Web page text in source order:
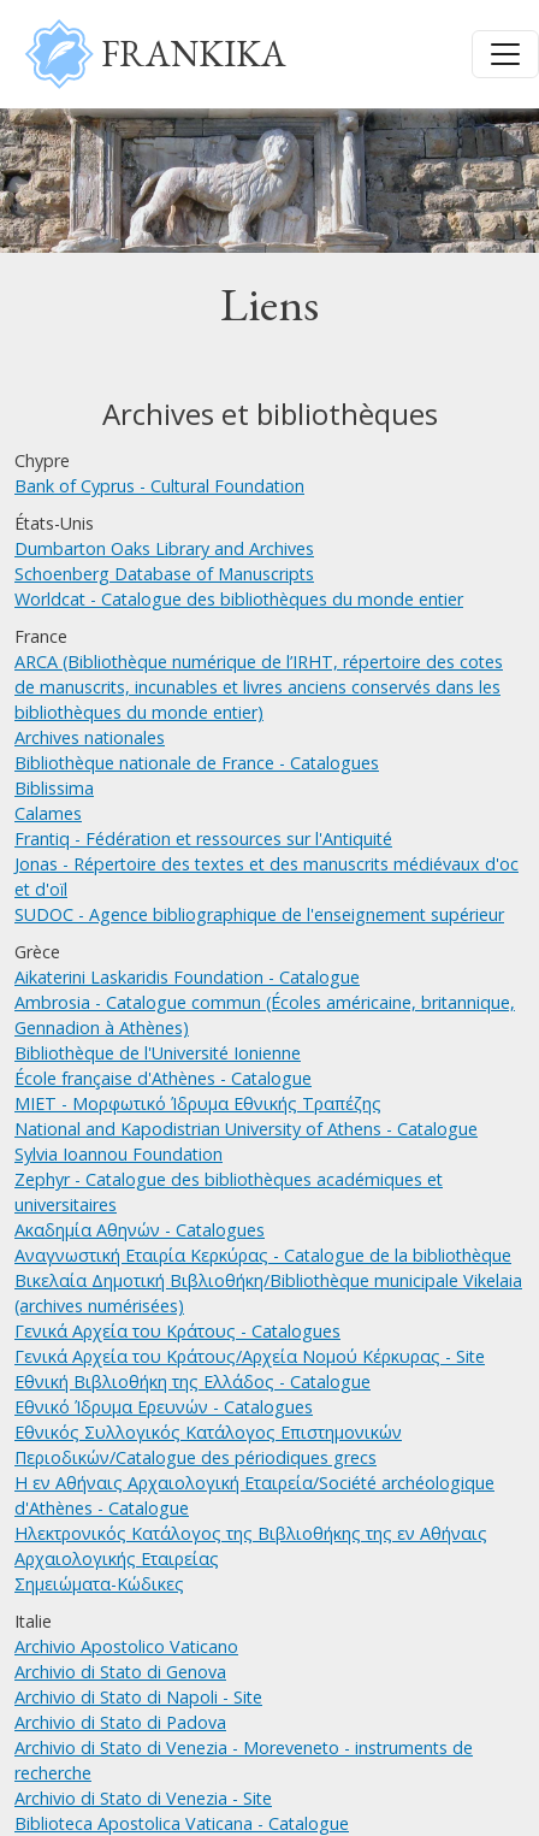
Aller au contenu principal
FRANKIKA
Liens
Archives et bibliothèques
Chypre
Bank of Cyprus - Cultural Foundation
États-Unis
Dumbarton Oaks Library and Archives
Schoenberg Database of Manuscripts
Worldcat - Catalogue des bibliothèques du monde entier
France
ARCA (Bibliothèque numérique de l’IRHT, répertoire des cotes
de manuscrits, incunables et livres anciens conservés dans les
bibliothèques du monde entier)
Archives nationales
Bibliothèque nationale de France - Catalogues
Biblissima
Calames
Frantiq - Fédération et ressources sur l'Antiquité
Jonas - Répertoire des textes et des manuscrits médiévaux d'oc
et d'oïl
SUDOC - Agence bibliographique de l'enseignement supérieur
Grèce
Aikaterini Laskaridis Foundation - Catalogue
Ambrosia - Catalogue commun (Écoles américaine, britannique,
Gennadion à Athènes)
Bibliothèque de l'Université Ionienne
École française d'Athènes - Catalogue
MIET - Μορφωτικό Ίδρυμα Εθνικής Τραπέζης
National and Kapodistrian University of Athens - Catalogue
Sylvia Ioannou Foundation
Zephyr - Catalogue des bibliothèques académiques et
universitaires
Ακαδημία Αθηνών - Catalogues
Αναγνωστική Εταιρία Κερκύρας - Catalogue de la bibliothèque
Βικελαία Δημοτική Βιβλιοθήκη/Bibliothèque municipale Vikelaia
(archives numérisées)
Γενικά Αρχεία του Κράτους - Catalogues
Γενικά Αρχεία του Κράτους/Αρχεία Νομού Κέρκυρας - Site
Εθνική Βιβλιοθήκη της Ελλάδος - Catalogue
Εθνικό Ίδρυμα Ερευνών - Catalogues
Εθνικός Συλλογικός Κατάλογος Επιστημονικών
Περιοδικών/Catalogue des périodiques grecs
Η εν Αθήναις Αρχαιολογική Εταιρεία/Société archéologique
d'Athènes - Catalogue
Ηλεκτρονικός Κατάλογος της Βιβλιοθήκης της εν Αθήναις
Αρχαιολογικής Εταιρείας
Σημειώματα-Κώδικες
Italie
Archivio Apostolico Vaticano
Archivio di Stato di Genova
Archivio di Stato di Napoli - Site
Archivio di Stato di Padova
Archivio di Stato di Venezia - Moreveneto - instruments de
recherche
Archivio di Stato di Venezia - Site
Biblioteca Apostolica Vaticana - Catalogue